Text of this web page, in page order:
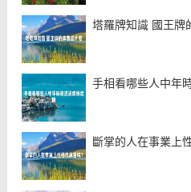
塔羅牌知識 國王牌
手相看哪些人中年
斷掌的人在事業上